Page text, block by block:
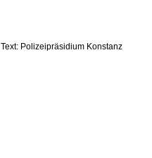
Text: Polizeipräsidium Konstanz